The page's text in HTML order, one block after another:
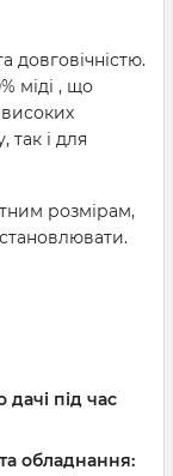
довговічністю.
міді , що
високих
так і для
розмірам,
під час
обладнання: